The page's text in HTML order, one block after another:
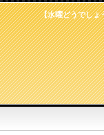
【水曜どうでしょ